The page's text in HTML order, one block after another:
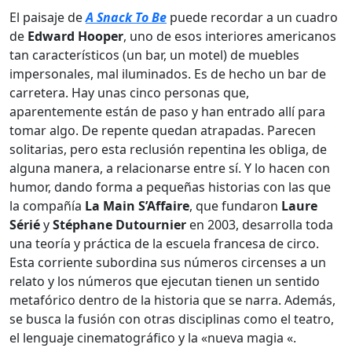
El paisaje deA Snack To Be puede recordar a un cuadro
de Edward Hooper, uno de esos interiores americanos
tan característicos (un bar, un motel) de muebles
impersonales, mal iluminados. Es de hecho un bar de
carretera. Hay unas cinco personas que,
aparentemente están de paso y han entrado allí para
tomar algo. De repente quedan atrapadas. Parecen
solitarias, pero esta reclusión repentina les obliga, de
alguna manera, a relacionarse entre sí. Y lo hacen con
humor, dando forma a pequeñas historias con las que
la compañía La Main S’Affaire, que fundaron Laure
SériéyStéphane Dutournier en 2003, desarrolla toda
una teoría y práctica de la escuela francesa de circo.
Esta corriente subordina sus números circenses a un
relato y los números que ejecutan tienen un sentido
metafórico dentro de la historia que se narra. Además,
se busca la fusión con otras disciplinas como el teatro,
el lenguaje cinematográfico y la «nueva magia «.